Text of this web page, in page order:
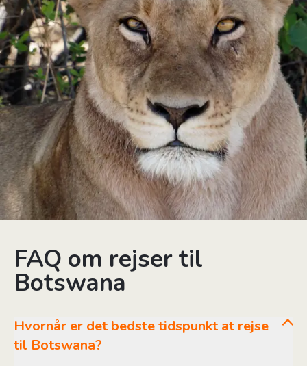
FAQ om rejser til
Botswana
Hvornår er det bedste tidspunkt at rejse
til Botswana?